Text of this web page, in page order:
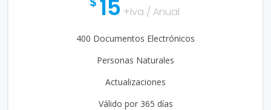
15 +Iva / Anual
400 Documentos Electrónicos
Personas Naturales
Actualizaciones
Válido por 365 días